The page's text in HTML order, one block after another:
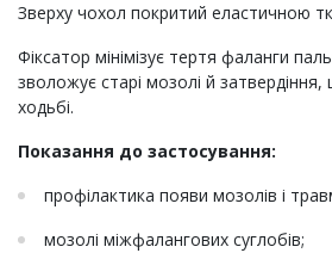
Зверху чохол покритий еластичною
Фіксатор мінімізує тертя фаланги
зволожує старі мозолі й
ходьбі.
Показання до застосування:
профілактика появи мозолів і
мозолі міжфалангових суглобів;